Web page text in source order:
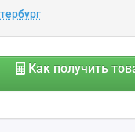
Как получить